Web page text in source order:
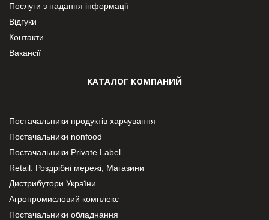
Послуги з надання інформації
Відгуки
Контакти
Вакансії
КАТАЛОГ КОМПАНИЙ
Постачальники продуктів харчування
Постачальники nonfood
Постачальники Private Label
Retail. Роздрібні мережі, Магазини
Дистрибутори України
Агропромисловий комплекс
Постачальники обладнання